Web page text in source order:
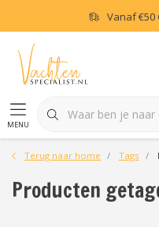
Vanaf€50
menu
Terug naar home Tags
Producten